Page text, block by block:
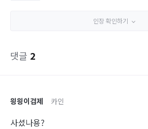
인장 확인하기
댓글 2
읭읭이검제 카인
사셨나용?